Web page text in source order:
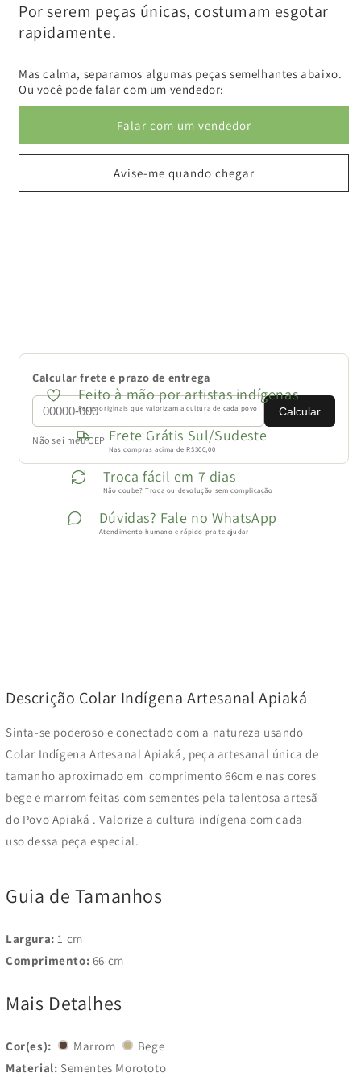
Por serem peças únicas, costumam esgotar
rapidamente.
Mas calma, separamos algumas peças semelhantes abaixo.
Ou você pode falar com um vendedor:
Falar com um vendedor
Avise-me quando chegar
Calcular frete e prazo de entrega
Calcular
Não sei meu CEP
Feito à mão por artistas indígenas
Peças originais que valorizam a cultura de cada povo
Frete Grátis Sul/Sudeste
Nas compras acima de R$300,00
Troca fácil em 7 dias
Não coube? Troca ou devolução sem complicação
Dúvidas? Fale no WhatsApp
Atendimento humano e rápido pra te ajudar
Descrição Colar Indígena Artesanal Apiaká
Sinta-se poderoso e conectado com a natureza usando
Colar Indígena Artesanal Apiaká, peça artesanal única de
tamanho aproximado em comprimento 66cme nas cores
bege e marrom feitas com sementes pela talentosa artesã
do Povo Apiaká . Valorize a cultura indígena com cada
uso dessa peça especial.
Guia de Tamanhos
Largura: 1 cm
Comprimento: 66 cm
Mais Detalhes
Cor(es): Marrom
Bege
Material: Sementes Morototo